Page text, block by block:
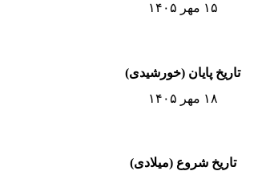
۱۵ مهر ۱۴۰۵
تاریخ پایان (خورشیدی)
۱۸ مهر ۱۴۰۵
تاریخ شروع (میلادی)